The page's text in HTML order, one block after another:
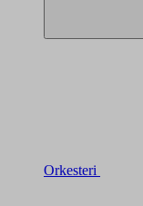
Orkesteri